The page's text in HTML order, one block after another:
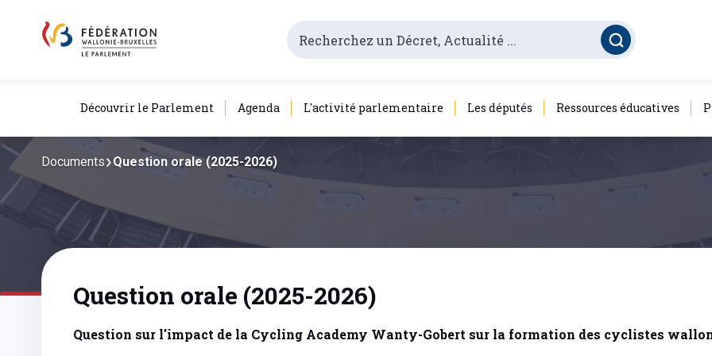
Découvrir le Parlement Agenda L'activité parlementaire Les députés Ressources éducatives
Documents Question orale (2025-2026)
Question orale (2025-2026)
Question sur l'impact de la Cycling Academy Wanty-Gobert sur la formation des cyclistes